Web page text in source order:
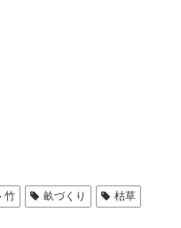
竹 畝づくり
枯草